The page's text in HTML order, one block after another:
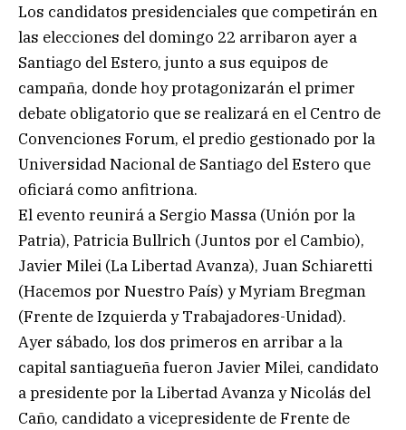
Los candidatos presidenciales que competirán en
las elecciones del domingo 22 arribaron ayer a
Santiago del Estero, junto a sus equipos de
campaña, donde hoy protagonizarán el primer
debate obligatorio que se realizará en el Centro de
Convenciones Forum, el predio gestionado por la
Universidad Nacional de Santiago del Estero que
oficiará como anfitriona.
El evento reunirá a Sergio Massa (Unión por la
Patria), Patricia Bullrich (Juntos por el Cambio),
Javier Milei (La Libertad Avanza), Juan Schiaretti
(Hacemos por Nuestro País) y Myriam Bregman
(Frente de Izquierda y Trabajadores-Unidad).
Ayer sábado, los dos primeros en arribar a la
capital santiagueña fueron Javier Milei, candidato
a presidente por la Libertad Avanza y Nicolás del
Caño, candidato a vicepresidente de Frente de